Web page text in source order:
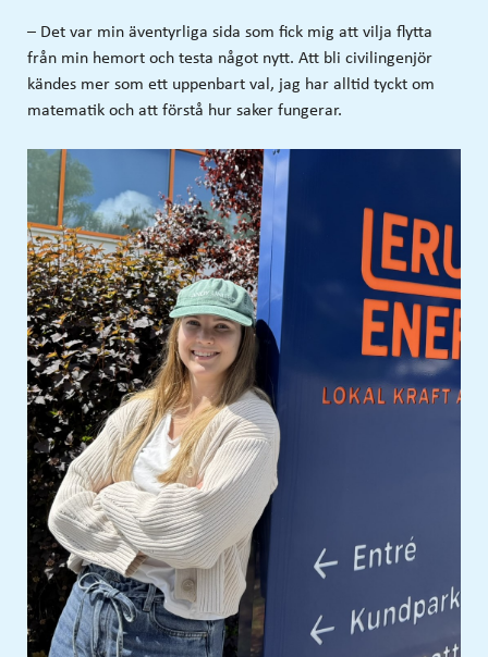
– Det var min äventyrliga sida som fick mig att vilja flytta
från min hemort och testa något nytt. Att bli civilingenjör
kändes mer som ett uppenbart val, jag har alltid tyckt om
matematik och att förstå hur saker fungerar.